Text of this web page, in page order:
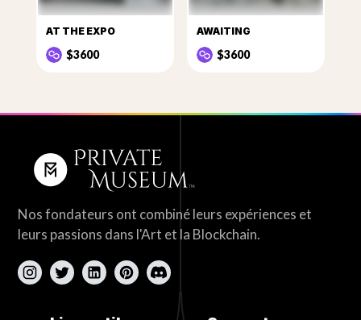
AT THE EXPO
$3600
AWAITING
$3600
Nos fondateurs ont combiné leurs expériences et
leurs passions dans l'Art et la Blockchain.